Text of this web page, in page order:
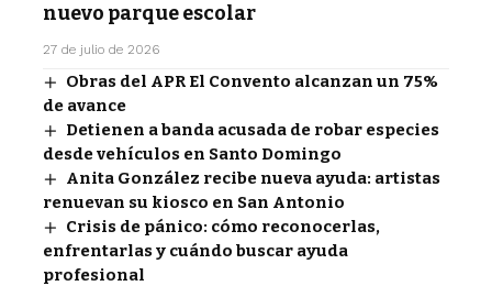
nuevo parque escolar
27 de julio de 2026
Obras del APR El Convento alcanzan un 75%
de avance
Detienen a banda acusada de robar especies
desde vehículos en Santo Domingo
Anita González recibe nueva ayuda: artistas
renuevan su kiosco en San Antonio
Crisis de pánico: cómo reconocerlas,
enfrentarlas y cuándo buscar ayuda
profesional